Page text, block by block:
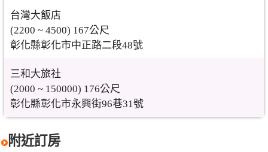
台灣大飯店
(2200 ~ 4500) 167公尺
彰化縣彰化市中正路二段48號
三和大旅社
(2000 ~ 150000) 176公尺
彰化縣彰化市永興街96巷31號
附近訂房